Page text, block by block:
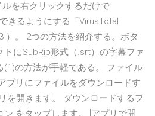
を右クリックするだけで
きるようにする「VirusTotal
）。 2つの方法を紹介する。ボタ
トにSubRip形式（.srt）の字幕ファ
(1)の方法が手軽である。 ファイル
プリにファイルをダウンロードす
を開きます。 ダウンロードするフ